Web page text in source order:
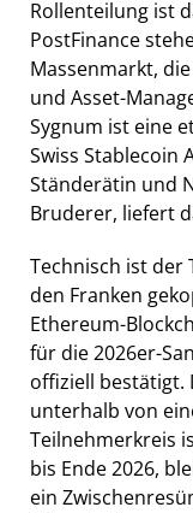
Rollenteilung ist
PostFinance
Massenmarkt,
und Asset-
Sygnum ist eine
Swiss Stablecoin
Ständerätin und
Bruderer, liefert
Technisch ist der
den Franken
Ethereum-
für die 2026er-
offiziell bestätigt.
unterhalb von
Teilnehmerkreis
bis Ende 2026,
ein